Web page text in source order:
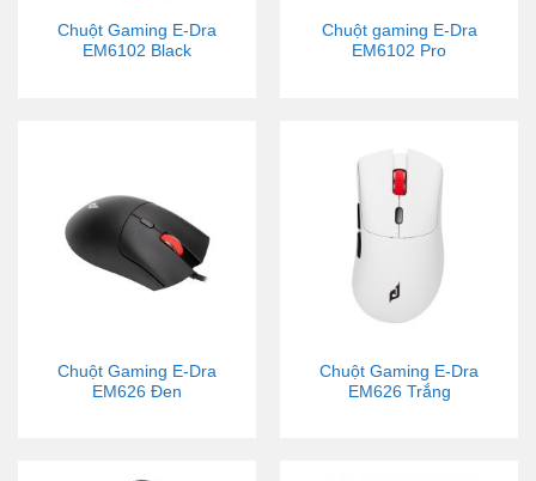
Chuột Gaming E-Dra
EM6102 Black
Chuột gaming E-Dra
EM6102 Pro
Chuột Gaming E-Dra
EM626 Đen
Chuột Gaming E-Dra
EM626 Trắng